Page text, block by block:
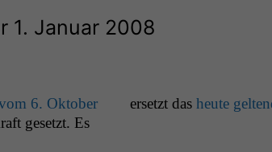
1. Januar 2008
6. Okto­ber
geset­zt. Es
erset­zt das heute